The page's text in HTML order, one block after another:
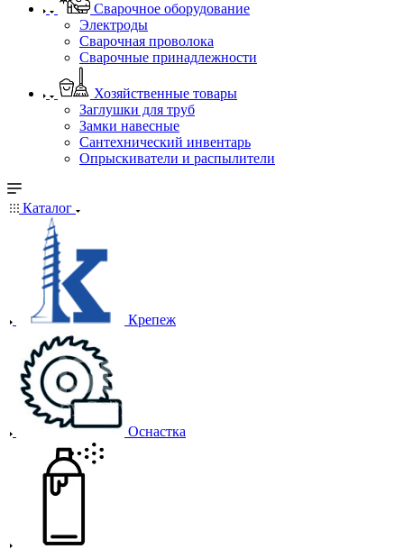
Сварочное оборудование
Электроды
Сварочная проволока
Сварочные принадлежности
Хозяйственные товары
Заглушки для труб
Замки навесные
Сантехнический инвентарь
Опрыскиватели и распылители
Каталог
Крепеж
Оснастка